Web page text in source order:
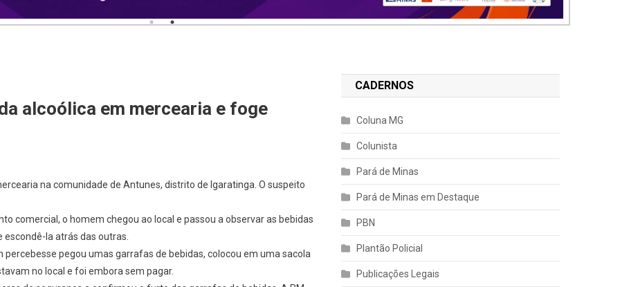
alcoólica em mercearia e foge
na comunidade de Antunes, distrito de Igaratinga. O suspeito
comercial, o homem chegou ao local e passou a observar as bebidas
escondê-la atrás das outras.
pegou umas garrafas de bebidas, colocou em uma sacola
no local e foi embora sem pagar.
CADERNOS
Coluna MG
Colunista
Pará de Minas
Pará de Minas em Destaque
PBN
Plantão Policial
Publicações Legais